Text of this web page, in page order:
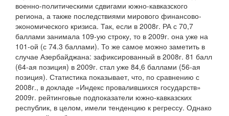
военно-политическими сдвигами южно-кавказского
региона, а также последствиями мирового финансово-
экономического кризиса. Так, если в 2008г. РА с 70,7
баллами занимала 109-ую строку, то в 2009г. она уже на
101-ой (с 74.3 баллами). То же самое можно заметить в
случае Азербайджана: зафиксированный в 2008г. 81 балл
(64-ая позиция) в 2009г. стал уже 84,6 баллами (56-ая
позиция). Статистика показывает, что, по сравнению с
2008г., в докладе «Индекс провалившихся государств»
2009г. рейтинговые подпоказатели южно-кавказских
республик, в целом, имели тенденцию к регрессу. Однако